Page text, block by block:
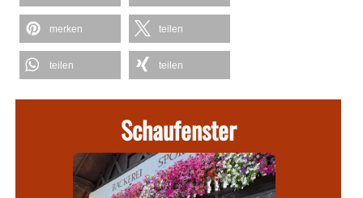
merken teilen
teilen teilen
Schaufenster